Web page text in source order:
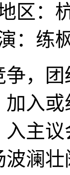
区：
： 练
，
入
主
澜